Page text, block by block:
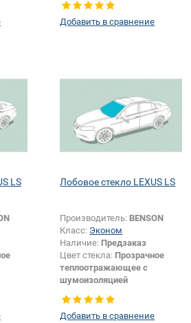
Изменение крепления
зеркала + шелкографии +
Добавить в сравнение
LS
+
Лобовое стекло LEXUS LS
Производитель: BENSON
Класс: Эконом
Наличие: Предзаказ
Цвет стекла: Прозрачное
теплоотражающее с
шумоизоляцией
Изменение камеры +
особенностей +
Добавить в сравнение